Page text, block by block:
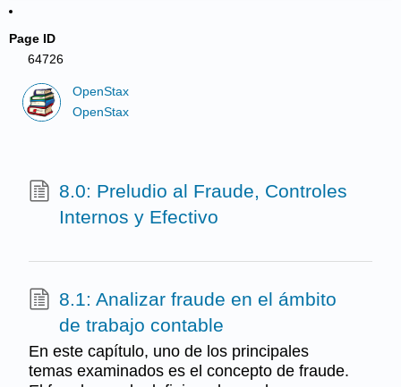
Page ID
64726
OpenStax
OpenStax
8.0: Preludio al Fraude, Controles
Internos y Efectivo
8.1: Analizar fraude en el ámbito
de trabajo contable
En este capítulo, uno de los principales
temas examinados es el concepto de fraude.